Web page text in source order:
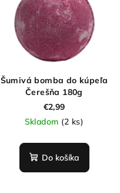
Šumivá bomba do kúpeľa
Čerešňa 180g
€2,99
Skladom (2 ks)
Do košíka